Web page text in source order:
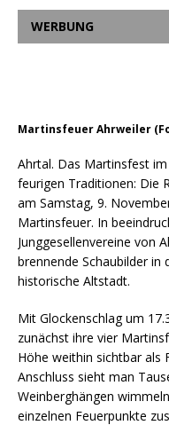
WERBUNG
Martinsfeuer Ahrweiler
Ahrtal. Das Martinsfest
feurigen Traditionen: Die
am Samstag, 9.
Martinsfeuer. In
Junggesellenvereine von
brennende Schaubilder in
historische Altstadt.
Mit Glockenschlag um
zunächst ihre vier
Höhe weithin sichtbar als
Anschluss sieht man
Weinberghängen
einzelnen Feuerpunkte